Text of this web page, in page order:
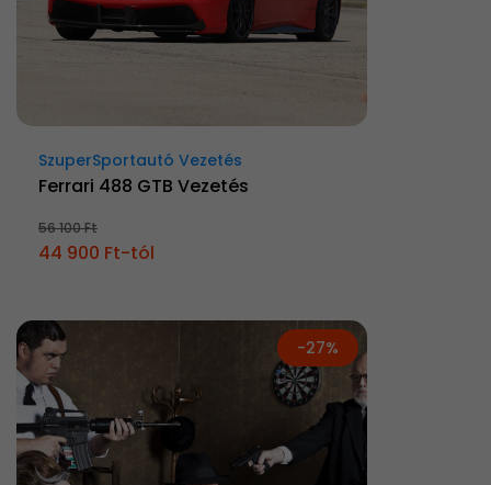
SzuperSportautó Vezetés
Ferrari 488 GTB Vezetés
56 100 Ft
44 900 Ft-tól
-27%